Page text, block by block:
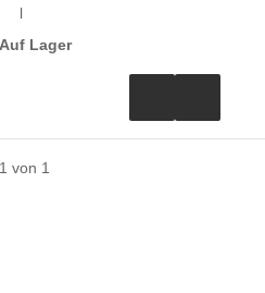
l
Lager
von 1